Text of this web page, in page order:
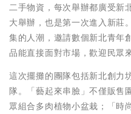
二手物資，每次舉辦都廣受新
大舉辦，也是第一次進入新莊
集的人潮，邀請數個新北青年
品能直接面對市場，歡迎民眾
這次擺攤的團隊包括新北創力
隊。「藝起來串臉」不僅販售
眾組合多肉植物小盆栽；「時